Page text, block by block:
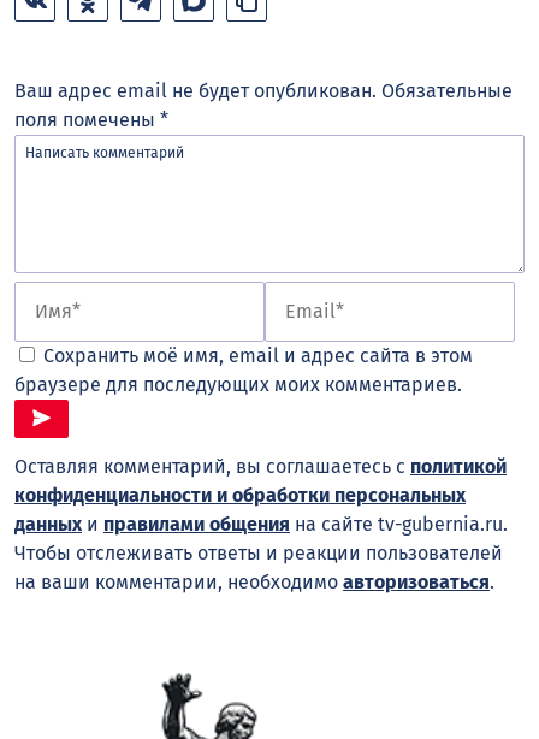
Ваш адрес email не будет опубликован. Обязательные
поля помечены *
Сохранить моё имя, email и адрес сайта в этом
браузере для последующих моих комментариев.
Оставляя комментарий, вы соглашаетесь с политикой
конфиденциальности и обработки персональных
данныхи правилами общения на сайте tv-gubernia.ru.
Чтобы отслеживать ответы и реакции пользователей
на ваши комментарии, необходимо авторизоваться.